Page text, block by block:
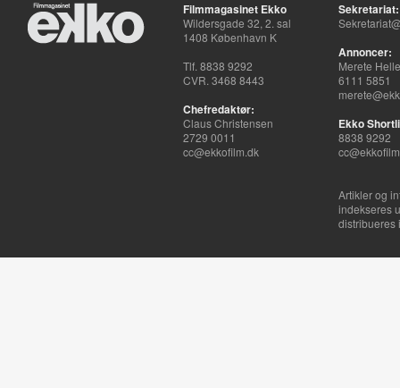
Filmmagasinet Ekko
Wildersgade 32, 2. sal
1408 København K
Tlf. 8838 9292
CVR. 3468 8443
Chefredaktør:
Claus Christensen
2729 0011
cc@ekkofilm.dk
Sekretariat:
Annoncer:
Merete
6111 5851
Ekko
8838 9292
Artikler og
indekseres
distribueres